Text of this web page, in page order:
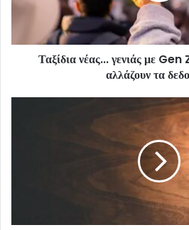
Ταξίδια νέας... γενιάς με
αλλάζουν τα